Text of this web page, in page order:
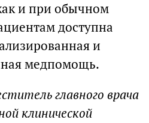
и при обычном
доступна
и
медпомощь.
главного врача
клинической